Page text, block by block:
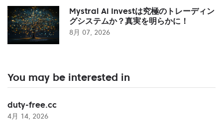
Mystral Ai Investは究極のトレーディン
グシステムか？真実を明らかに！
8月 07, 2026
You may be interested in
duty-free.cc
4月 14, 2026